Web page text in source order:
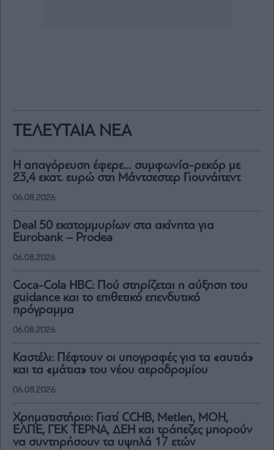
ΤΕΛΕΥΤΑΙΑ ΝΕΑ
Η απαγόρευση έφερε… συμφωνία-ρεκόρ με
23,4 εκατ. ευρώ στη Μάντσεστερ Γιουνάιτεντ
06.08.2026
Deal 50 εκατομμυρίων στα ακίνητα για
Eurobank – Prodea
06.08.2026
Coca-Cola HBC: Πού στηρίζεται η αύξηση του
guidance και το επιθετικό επενδυτικό
πρόγραμμα
06.08.2026
Καστέλι: Πέφτουν οι υπογραφές για τα «αυτιά»
και τα «μάτια» του νέου αεροδρομίου
06.08.2026
Χρηματιστήριο: Γιατί CCHB, Metlen, MOH,
ΕΛΠΕ, ΓΕΚ ΤΕΡΝΑ, ΔΕΗ και τράπεζες μπορούν
να συντηρήσουν τα υψηλά 17 ετών